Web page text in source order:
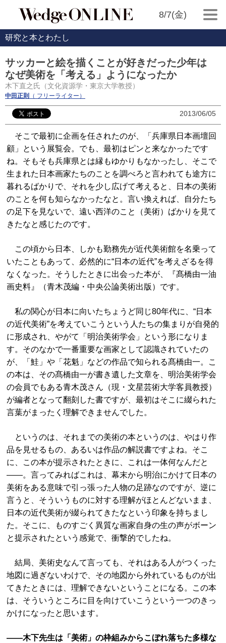
8/7(金)
研究と本とわたし
サッカーと絵を描くことが好きだった少年は
なぜ美術を「考える」ようになったか
木下直之氏（文化資源学・東京大学教授）
中田正則 （ フリーライター）
2013/06/05
そこで最初に企画を任されたのが、「兵庫県日本画壇回
顧」という展覧会。でも、最初はピンと来なかったです
ね。そもそも兵庫県とは縁もゆかりもなかったし、そこで
生まれた日本画家たちのことを調べろと言われても途方に
暮れるばかりで、それを少し広げて考えると、日本の美術
のことを何も知らなかったなと。言い換えれば、自分たち
の足下を見ないで、遠い西洋のこと（美術）ばかりを見て
きたなと感じたのです。
この頃から日本、しかも勤務先が近代美術館を名乗って
いたこともあって、必然的に“日本の近代”を考えざるを得
なくなった。そうしたときに出会った本が、『髙橋由一油
画史料』（青木茂編・中央公論美術出版）です。
私の関心が日本に向いたちょうど同じ80年代に、“日本
の近代美術”を考えていこうという人たちの集まりが自発的
に形成され、やがて「明治美術学会」という形になりま
す。そのなかで一番重要な画家として認識されていたの
が、「鮭」や「花魁」などの作品で知られる髙橋由一。こ
の本は、その髙橋由一が書き遺した文章を、明治美術学会
の会員でもある青木茂さん（現・文星芸術大学客員教授）
が編者となって翻刻した書ですが、最初はそこに綴られた
言葉がまったく理解できませんでした。
というのは、それまでの美術の本というのは、やはり作
品を見せるもの、あるいは作品の解説書ですよね。そこ
に、この本が提示されたときに、これは一体何なんだと
――。言ってみればこれは、幕末から明治にかけて日本の
美術をある意味で引っ張った人物の足跡なのですが、逆に
言うと、そういうものに対する理解がほとんどないまま、
日本の近代美術が綴られてきたなという印象を持ちまし
た。そこに、ものすごく異質な画家自身の生の声がボーン
と提示されたという感覚で、衝撃的でしたね。
結局、美術史なんて言っても、それはある人がつくった
地図に過ぎないわけで、その地図から外れているものが出
てきたときには、理解できないということになる。この本
は、そういうところに目を向けていこうという一つのきっ
かけになったと思います。
――木下先生は「美術」の枠組みからこぼれ落ちた多様な